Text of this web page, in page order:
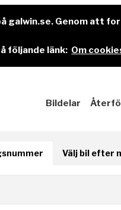
galwin.se. Genom att
följande länk: Om
Bildelar
Välj bil efter